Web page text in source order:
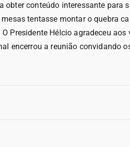
obter conteúdo interessante para
tentasse montar o quebra
Presidente Hélcio agradeceu
encerrou a reunião convidando